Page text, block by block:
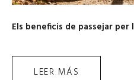
Els beneficis de passejar per
LEER MÁS